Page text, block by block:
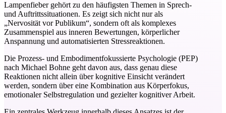
Lampenfieber gehört zu den häufigsten Themen in Sprech-
und Auftrittssituationen. Es zeigt sich nicht nur als
„Nervosität vor Publikum“, sondern oft als komplexes
Zusammenspiel aus inneren Bewertungen, körperlicher
Anspannung und automatisierten Stressreaktionen.
Die Prozess- und Embodimentfokussierte Psychologie (PEP)
nach Michael Bohne geht davon aus, dass genau diese
Reaktionen nicht allein über kognitive Einsicht verändert
werden, sondern über eine Kombination aus Körperfokus,
emotionaler Selbstregulation und gezielter kognitiver Arbeit.